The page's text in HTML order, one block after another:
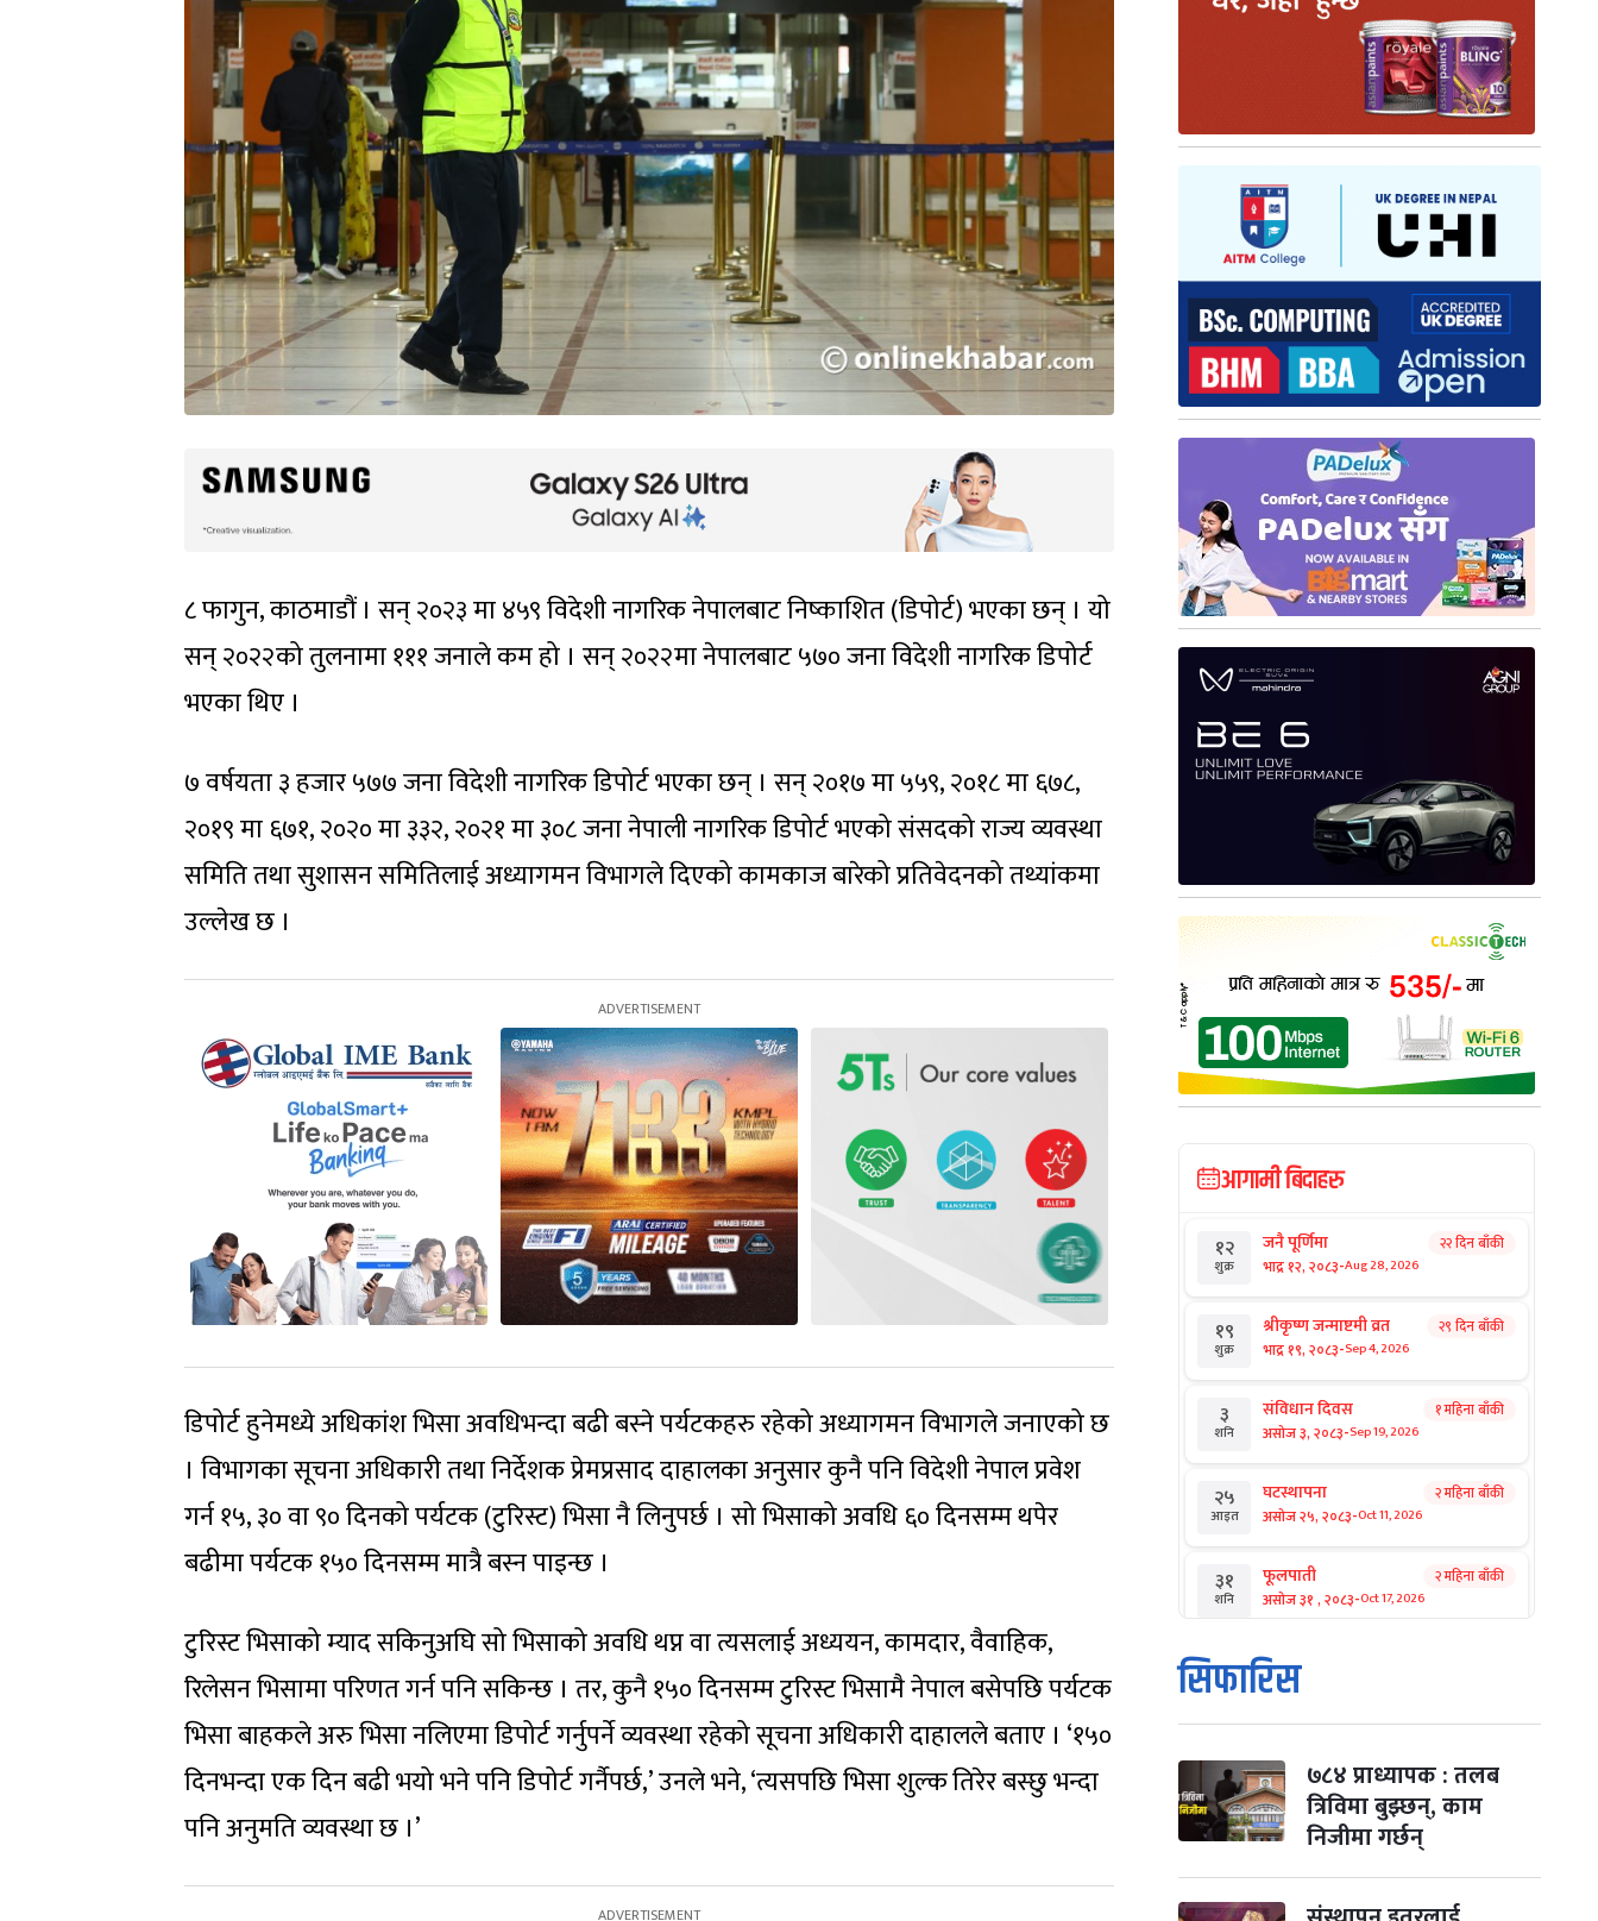
८ फागुन, काठमाडौं । सन् २०२३ मा ४५९ विदेशी नागरिक नेपालबाट निष्काशित (डिपोर्ट) भएका छन् । यो
सन् २०२२को तुलनामा १११ जनाले कम हो । सन् २०२२मा नेपालबाट ५७० जना विदेशी नागरिक डिपोर्ट
भएका थिए ।
७ वर्षयता ३ हजार ५७७ जना विदेशी नागरिक डिपोर्ट भएका छन् । सन् २०१७ मा ५५९, २०१८ मा ६७८,
२०१९ मा ६७१, २०२० मा ३३२, २०२१ मा ३०८ जना नेपाली नागरिक डिपोर्ट भएको संसदको राज्य व्यवस्था
समिति तथा सुशासन समितिलाई अध्यागमन विभागले दिएको कामकाज बारेको प्रतिवेदनको तथ्यांकमा
उल्लेख छ ।
डिपोर्ट हुनेमध्ये अधिकांश भिसा अवधिभन्दा बढी बस्ने पर्यटकहरु रहेको अध्यागमन विभागले जनाएको छ
। विभागका सूचना अधिकारी तथा निर्देशक प्रेमप्रसाद दाहालका अनुसार कुनै पनि विदेशी नेपाल प्रवेश
गर्न १५, ३० वा ९० दिनको पर्यटक (टुरिस्ट) भिसा नै लिनुपर्छ । सो भिसाको अवधि ६० दिनसम्म थपेर
बढीमा पर्यटक १५० दिनसम्म मात्रै बस्न पाइन्छ ।
टुरिस्ट भिसाको म्याद सकिनुअघि सो भिसाको अवधि थप्न वा त्यसलाई अध्ययन, कामदार, वैवाहिक,
रिलेसन भिसामा परिणत गर्न पनि सकिन्छ । तर, कुनै १५० दिनसम्म टुरिस्ट भिसामै नेपाल बसेपछि पर्यटक
भिसा बाहकले अरु भिसा नलिएमा डिपोर्ट गर्नुपर्ने व्यवस्था रहेको सूचना अधिकारी दाहालले बताए । ‘१५०
दिनभन्दा एक दिन बढी भयो भने पनि डिपोर्ट गर्नैपर्छ,’ उनले भने, ‘त्यसपछि भिसा शुल्क तिरेर बस्छु भन्दा
पनि अनुमति व्यवस्था छ ।’
आगामी बिदाहरु
१२
शुक्र
जनै पूर्णिमा
भाद्र १२, २०८३-Aug 28, 2026
२२ दिन बाँकी
१९
शुक्र
श्रीकृष्ण जन्माष्टमी व्रत
भाद्र १९, २०८३-Sep 4, 2026
२९ दिन बाँकी
३
शनि
संविधान दिवस
असोज ३, २०८३-Sep 19, 2026
१ महिना बाँकी
२५
आइत
घटस्थापना
असोज २५, २०८३-Oct 11, 2026
२ महिना बाँकी
३१
शनि
फूलपाती
असोज ३१ , २०८३-Oct 17, 2026
२ महिना बाँकी
१
आइत
कार्तिक सङ्क्रान्ति
कार्तिक १, २०८३
मंगल कार्तिक ३, २०८३ -Oct 20, 2026
४ विजयादशमी
कार्तिक ४, २०८३-Oct 21, 2026
५ पापा‌ङ्कुशा एकादशी व्रत २ महिना बाँकी
सिफारिस
७८४ प्राध्यापक : तलब
त्रिविमा बुझ्छन्, काम
निजीमा गर्छन्